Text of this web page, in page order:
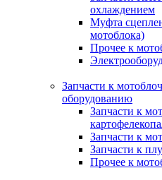
охлаждением
Муфта
мотоблока)
Прочее к
Запчасти к
оборудованию
Запчасти к
Запчасти к
Запчасти к
Прочее к